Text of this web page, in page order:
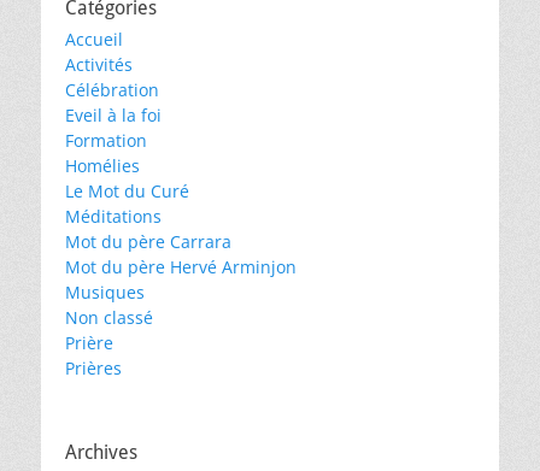
Catégories
Accueil
Activités
Célébration
Eveil à la foi
Formation
Homélies
Le Mot du Curé
Méditations
Mot du père Carrara
Mot du père Hervé Arminjon
Musiques
Non classé
Prière
Prières
Archives